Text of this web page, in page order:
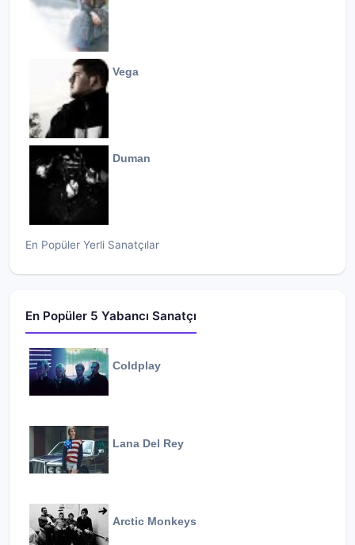
Vega
Duman
En Popüler Yerli Sanatçılar
En Popüler 5 Yabancı Sanatçı
Coldplay
Lana Del Rey
Arctic Monkeys